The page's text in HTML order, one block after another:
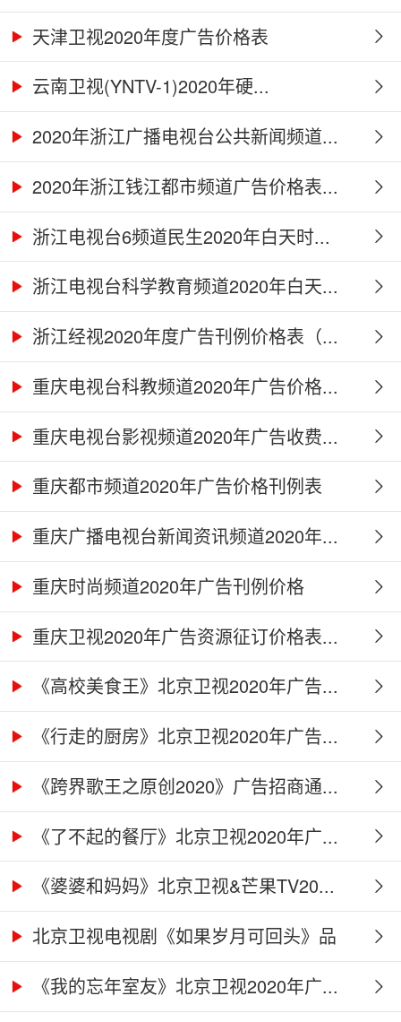
天津卫视2020年度广告价格表
云南卫视(YNTV-1)2020年硬...
2020年浙江广播电视台公共新闻频道...
2020年浙江钱江都市频道广告价格表...
浙江电视台6频道民生2020年白天时...
浙江电视台科学教育频道2020年白天...
浙江经视2020年度广告刊例价格表（...
重庆电视台科教频道2020年广告价格...
重庆电视台影视频道2020年广告收费...
重庆都市频道2020年广告价格刊例表
重庆广播电视台新闻资讯频道2020年...
重庆时尚频道2020年广告刊例价格
重庆卫视2020年广告资源征订价格表...
《高校美食王》北京卫视2020年广告...
《行走的厨房》北京卫视2020年广告...
《跨界歌王之原创2020》广告招商通...
《了不起的餐厅》北京卫视2020年广...
《婆婆和妈妈》北京卫视&芒果TV20...
北京卫视电视剧《如果岁月可回头》品
牌...《我的忘年室友》北京卫视2020年广...